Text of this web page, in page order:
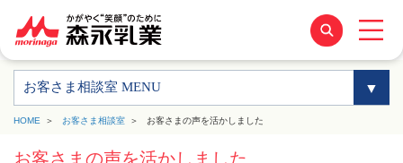
お客さま相談室 MENU
HOME お客さま相談室 お客さまの声を活かしました
お客さまの声を活かしました